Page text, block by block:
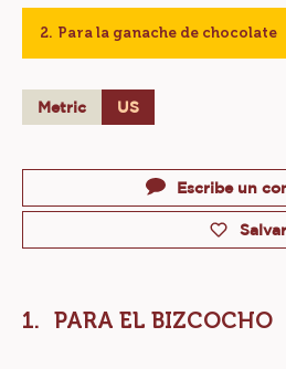
Para la ganache de chocolate
Metric US
Escribe un
Salvar
PARA EL BIZCOCHO